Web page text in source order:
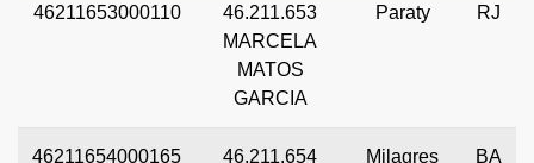
46211653000110
46.211.653
MARCELA
MATOS
GARCIA
Paraty RJ
46211654000165
46.211.654
Milagres BA